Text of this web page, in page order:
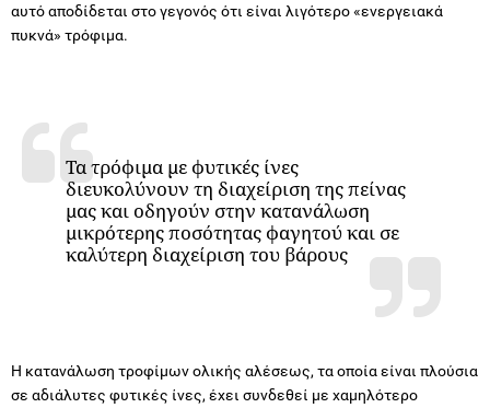
αυτό αποδίδεται στο γεγονός ότι είναι λιγότερο «ενεργειακά
πυκνά» τρόφιμα.
Τα τρόφιμα με φυτικές ίνες
διευκολύνουν τη διαχείριση της πείνας
μας και οδηγούν στην κατανάλωση
μικρότερης ποσότητας φαγητού και σε
καλύτερη διαχείριση του βάρους
Η κατανάλωση τροφίμων ολικής αλέσεως, τα οποία είναι πλούσια
σε αδιάλυτες φυτικές ίνες, έχει συνδεθεί με χαμηλότερο